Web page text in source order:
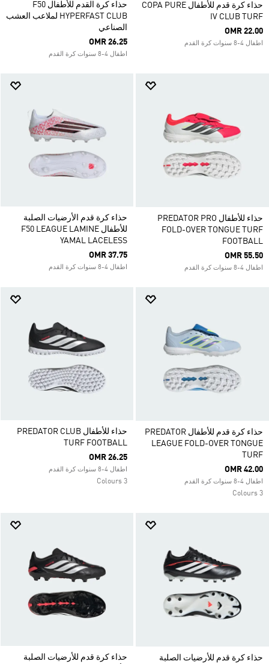
حذاء كرة قدم للأطفال COPA PURE
IV CLUB TURF
OMR 22.00
اطفال 4-8 سنوات كرة القدم
حذاء كرة القدم للأطفال F50
HYPERFAST CLUB لملاعب العشب
الصناعي
OMR 26.25
اطفال 4-8 سنوات كرة القدم
حذاء للأطفال PREDATOR PRO
FOLD-OVER TONGUE TURF
FOOTBALL
OMR 55.50
اطفال 4-8 سنوات كرة القدم
حذاء كرة قدم الأرضيات الصلبة
للأطفال F50 LEAGUE LAMINE
YAMAL LACELESS
OMR 37.75
اطفال 4-8 سنوات كرة القدم
حذاء كرة قدم للأطفال PREDATOR
LEAGUE FOLD-OVER TONGUE
TURF
OMR 42.00
اطفال 4-8 سنوات كرة القدم
3 Colours
حذاء للأطفال PREDATOR CLUB
TURF FOOTBALL
OMR 26.25
اطفال 4-8 سنوات كرة القدم
3 Colours
حذاء كرة قدم للأرضيات الصلبة حذاء كرة قدم للأرضيات الصلبة